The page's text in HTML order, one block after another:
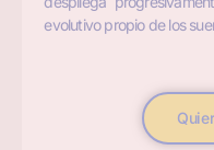
evolutivo propio de los